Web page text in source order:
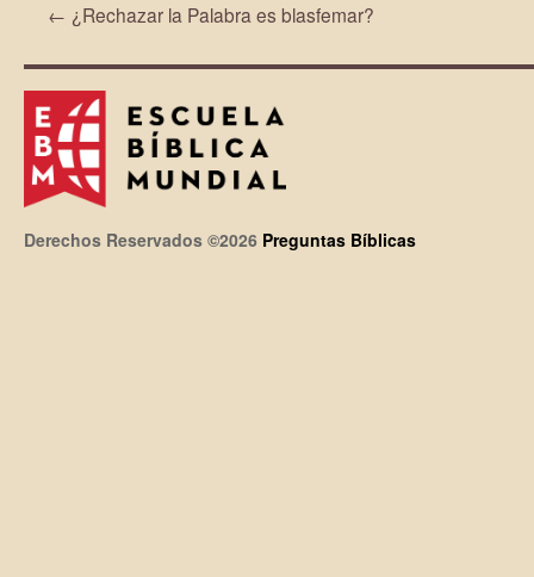
← ¿Rechazar la Palabra es blasfemar?
Derechos Reservados ©2026 Preguntas Bíblicas